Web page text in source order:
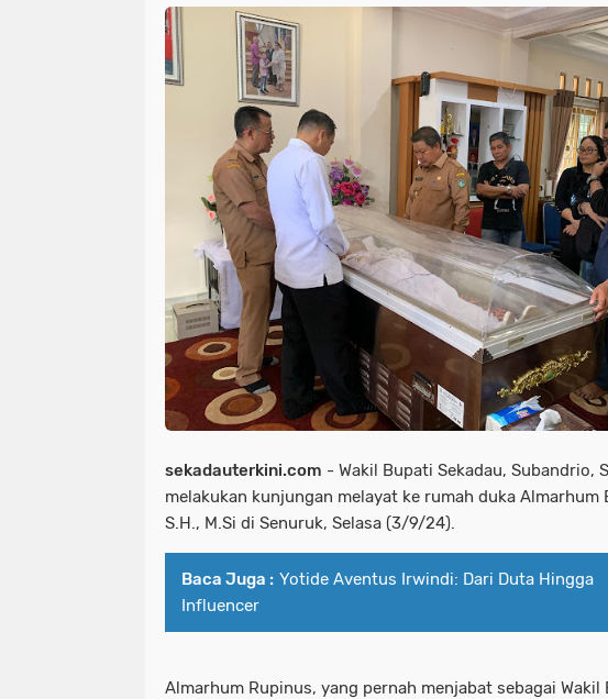
sekadauterkini.com - Wakil Bupati Sekadau, Subandrio,
melakukan kunjungan melayat ke rumah duka Almarhum
S.H., M.Si di Senuruk, Selasa (3/9/24).
Baca Juga : Yotide Aventus Irwindi: Dari Duta Hingga
Influencer
Almarhum Rupinus, yang pernah menjabat sebagai Wakil